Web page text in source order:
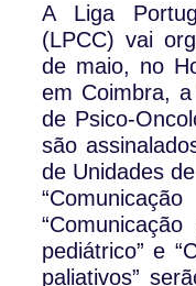
A Liga
(LPCC) vai
de maio, no
em Coimbra, a
de Psico-
são
de Unidades
pediátrico” e
paliativos”